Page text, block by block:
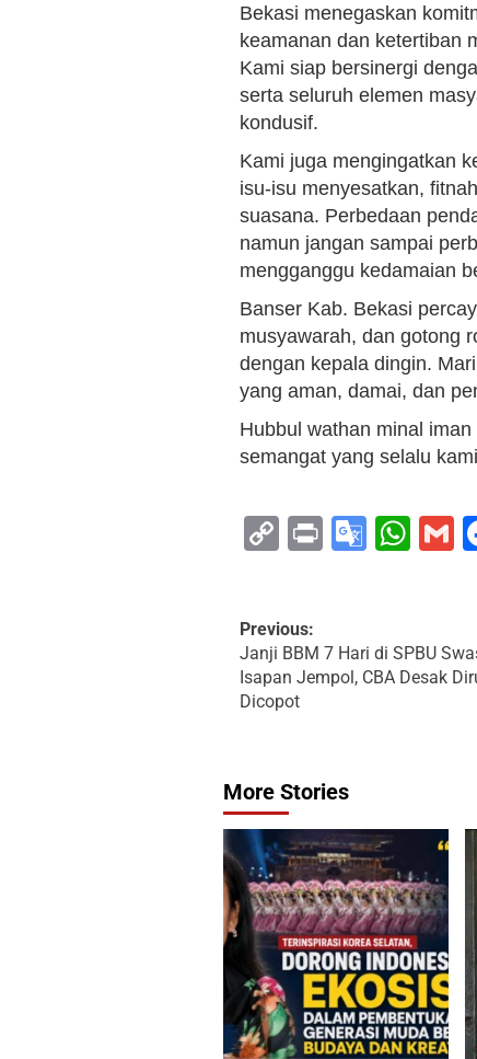
Bekasi menegaskan
keamanan dan ketertiban
Kami siap bersinergi
serta seluruh elemen
kondusif.
Kami juga mengingatkan
isu-isu menyesatkan,
suasana. Perbedaan
namun jangan sampai
mengganggu kedamaian
Banser Kab. Bekasi
musyawarah, dan gotong
dengan kepala dingin.
yang aman, damai, dan
Hubbul wathan minal
semangat yang selalu
CopyPrint
Previous:
Janji BBM 7 Hari di SPBU
Isapan Jempol, CBA Desak
Dicopot
More Stories